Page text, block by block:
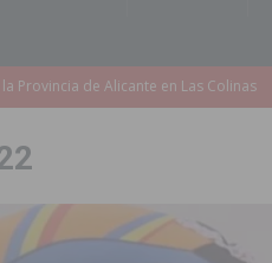
del CEIP Pascual Andreu
Plan Edificant
de vehículos de alta gama mediante la